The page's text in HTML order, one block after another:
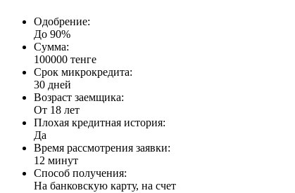
Одобрение:
До 90%
Сумма:
100000 тенге
Срок микрокредита:
30 дней
Возраст заемщика:
От 18 лет
Плохая кредитная история:
Да
Время рассмотрения заявки:
12 минут
Способ получения:
На банковскую карту, на счет